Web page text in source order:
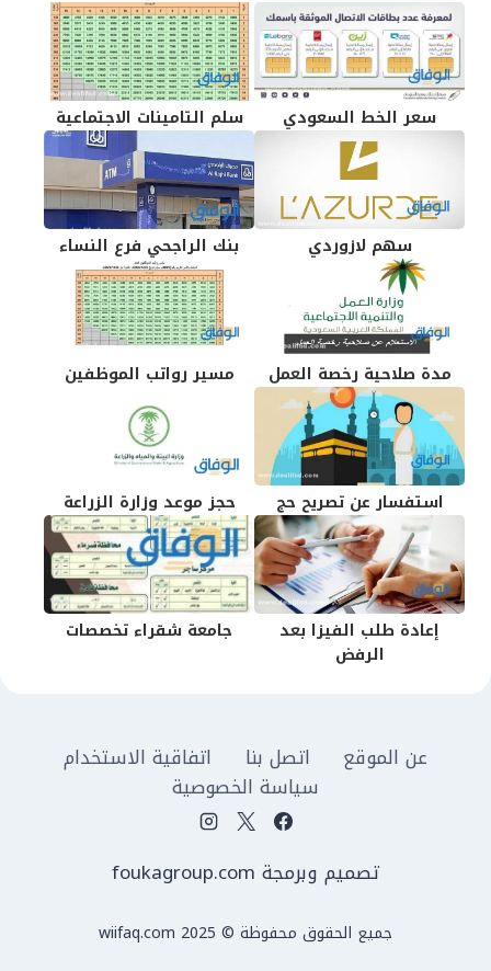
سعر الخط السعودي سلم التامينات الاجتماعية
سهم لازوردي بنك الراجحي فرع النساء
مدة صلاحية رخصة العمل مسير رواتب الموظفين
استفسار عن تصريح حج حجز موعد وزارة الزراعة
إعادة طلب الفيزا بعد
الرفض
جامعة شقراء تخصصات
عن الموقع اتصل بنا
اتفاقية الاستخدام
سياسة الخصوصية
تصميم وبرمجة foukagroup.com
جميع الحقوق محفوظة © wiifaq.com 2025